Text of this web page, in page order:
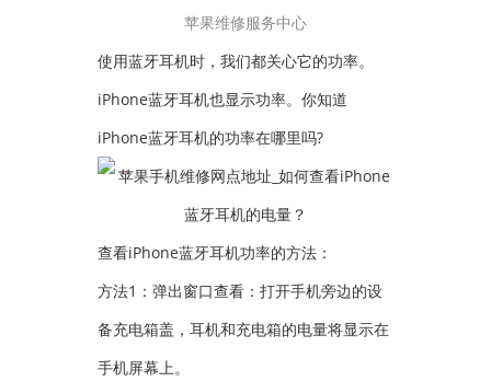
苹果维修服务中心
使用蓝牙耳机时，我们都关心它的功率。
iPhone蓝牙耳机也显示功率。你知道
iPhone蓝牙耳机的功率在哪里吗?
查看iPhone蓝牙耳机功率的方法：
方法1：弹出窗口查看：打开手机旁边的设
备充电箱盖，耳机和充电箱的电量将显示在
手机屏幕上。